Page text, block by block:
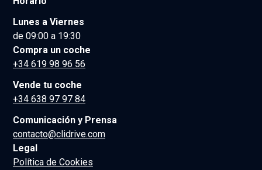
Lunes a Viernes
de 09:00 a 19:30
Compra un coche
+34 619 98 96 56
Vende tu coche
+34 638 97 97 84
Comunicación y Prensa
contacto@clidrive.com
Legal
Política de Cookies